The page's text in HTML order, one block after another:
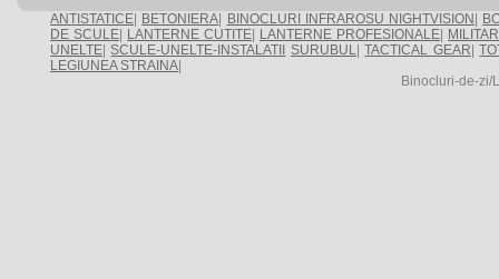
ANTISTATICE BETONIERA BINOCLURI INFRAROSU NIGHTVISION
DE SCULE
LANTERNE CUTITE LANTERNE PROFESIONALE
UNELTE SCULE-UNELTE-INSTALATII SURUBUL|TACTICAL GEAR |
LEGIUNEA STRAINA
Binocluri-de-zi/